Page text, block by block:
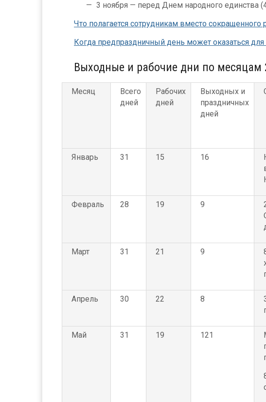
3 ноября — перед Днем народного единства
Что полагается сотрудникам вместо
Когда предпраздничный день может оказаться
Выходные и рабочие дни по месяцам
Месяц
Всего
дней
Рабочих
дней
Выходных и
праздничных
дней
Январь 31 15 16
Февраль 28 19 9
Март 31 21 9
Апрель 30 22 8
Май 31 19 121